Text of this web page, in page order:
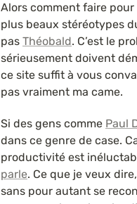
Alors comment faire
plus beaux stéréotypes
pas Théobald. C’est le
sérieusement doivent
ce site suffit à vous
pas vraiment ma came.
Si des gens comme Paul
dans ce genre de case.
productivité est
parle. Ce que je veux
sans pour autant se